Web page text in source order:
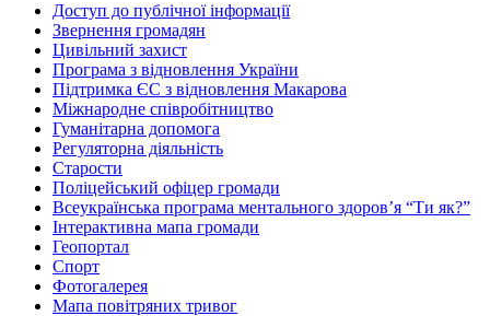
Доступ до публічної інформації
Звернення громадян
Цивільний захист
Програма з відновлення України
Підтримка ЄС з відновлення Макарова
Міжнародне співробітництво
Гуманітарна допомога
Регуляторна діяльність
Старости
Поліцейський офіцер громади
Всеукраїнська програма ментального здоров’я “Ти як?”
Інтерактивна мапа громади
Геопортал
Спорт
Фотогалерея
Мапа повітряних тривог